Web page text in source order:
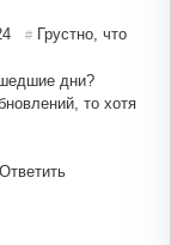
# Грустно, что
дни?
то хотя
Ответить